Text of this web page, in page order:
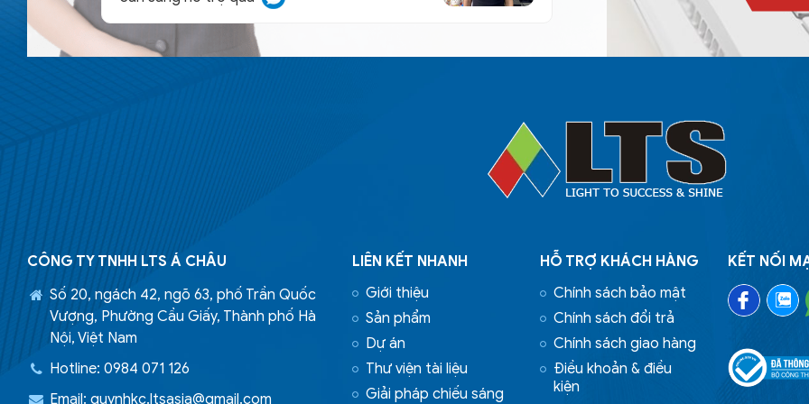
CÔNG TY TNHH LTS Á CHÂU
Số 20, ngách 42, ngõ 63, phố Trần Quốc
Vượng, Phường Cầu Giấy, Thành phố Hà
Nội, Việt Nam
Hotline: 0984 071 126
Email: quynhkc.ltsasia@gmail.com
LIÊN KẾT NHANH
Giới thiệu
Sản phẩm
Dự án
Thư viện tài liệu
Giải pháp chiếu sáng
HỖ TRỢ KHÁCH HÀNG
Chính sách bảo mật
Chính sách đổi trả
Chính sách giao hàng
Điều khoản & điều
kiện
KẾT NỐI